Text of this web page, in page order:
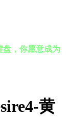
盘，你愿意成为
黄